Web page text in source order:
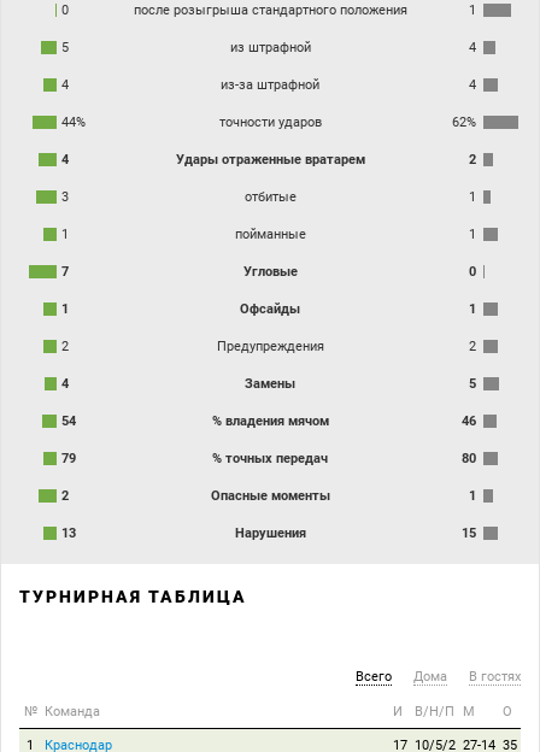
0 после розыгрыша стандартного положения 1
5 из штрафной 4
4 из-за штрафной 4
44% точности ударов 62%
4 Удары отраженные вратарем 2
3 отбитые 1
1 пойманные 1
7 Угловые 0
1 Офсайды 1
2 Предупреждения 2
4 Замены 5
54 % владения мячом 46
79 % точных передач 80
2 Опасные моменты 1
13 Нарушения 15
ТУРНИРНАЯ ТАБЛИЦА
Всего Дома В гостях
№ Команда И В/Н/П М О
1 Краснодар 17 10/5/2 27-14 35